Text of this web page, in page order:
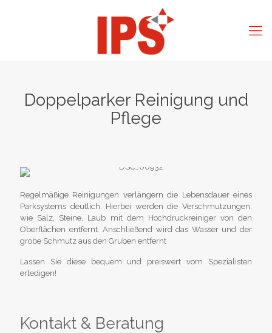
Doppelparker Reinigung und
Pflege
Regelmäßige Reinigungen verlängern die Lebensdauer eines
Parksystems deutlich. Hierbei werden die Verschmutzungen,
wie Salz, Steine, Laub mit dem Hochdruckreiniger von den
Oberflächen entfernt. Anschließend wird das Wasser und der
grobe Schmutz aus den Gruben entfernt
Lassen Sie diese bequem und preiswert vom Spezialisten
erledigen!
Kontakt & Beratung